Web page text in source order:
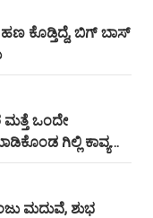
ಹಣ ಕೊಡ್ತಿದ್ದೆ, ಬಿಗ್ ಬಾಸ್
ಒಂದೇ
ಗಿಲ್ಲಿ ಕಾವ್ಯ
ಮದುವೆ, ಶುಭ